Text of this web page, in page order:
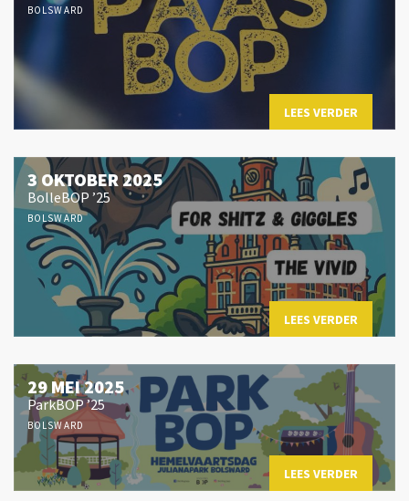
BOLSWARD
LEES VERDER
3 OKTOBER 2025
BolleBOP ’25
BOLSWARD
LEES VERDER
29 MEI 2025
ParkBOP ’25
BOLSWARD
LEES VERDER